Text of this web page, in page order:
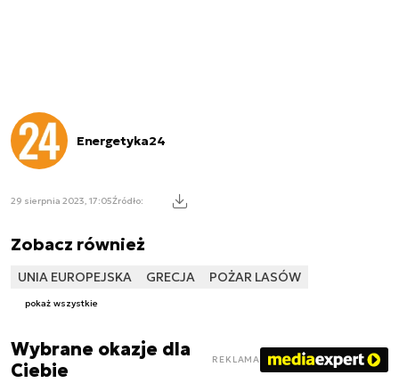
Energetyka24
29 sierpnia 2023, 17:05Źródło:
Zobacz również
UNIA EUROPEJSKA GRECJA POŻAR LASÓW
pokaż wszystkie
Wybrane okazje dla
Ciebie
REKLAMA